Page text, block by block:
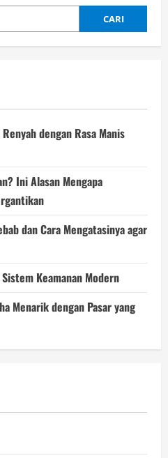
CARI
dengan Rasa Manis
Ini Alasan Mengapa
dan Cara Mengatasinya agar
Keamanan Modern
Menarik dengan Pasar yang